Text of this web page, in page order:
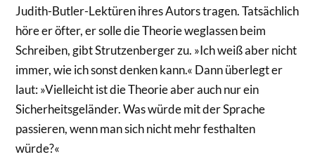
Judith-Butler-Lektüren ihres Autors tragen. Tatsächlich
höre er öfter, er solle die Theorie weglassen beim
Schreiben, gibt Strutzenberger zu. »Ich weiß aber nicht
immer, wie ich sonst denken kann.« Dann überlegt er
laut: »Vielleicht ist die Theorie aber auch nur ein
Sicherheitsgeländer. Was würde mit der Sprache
passieren, wenn man sich nicht mehr festhalten
würde?«